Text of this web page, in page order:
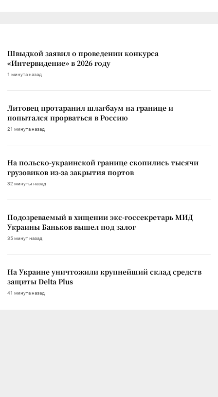
Швыдкой заявил о проведении конкурса
«Интервидение» в 2026 году
1 минута назад
Литовец протаранил шлагбаум на границе и
попытался прорваться в Россию
21 минута назад
На польско-украинской границе скопились тысячи
грузовиков из-за закрытия портов
32 минуты назад
Подозреваемый в хищении экс-госсекретарь МИД
Украины Баньков вышел под залог
35 минут назад
На Украине уничтожили крупнейший склад средств
защиты Delta Plus
41 минута назад